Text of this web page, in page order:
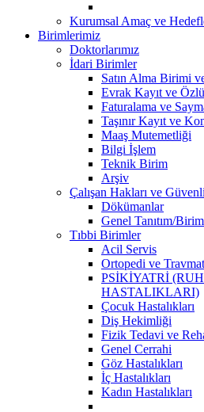
Kurumsal Amaç ve
Birimlerimiz
Doktorlarımız
İdari Birimler
Satın Alma Birimi
Evrak Kayıt ve
Faturalama ve
Taşınır Kayıt ve
Maaş Mutemetliği
Bilgi İşlem
Teknik Birim
Arşiv
Çalışan Hakları ve
Dökümanlar
Genel Tanıtım/
Tıbbi Birimler
Acil Servis
Ortopedi ve
PSİKİYATRİ
HASTALIKLARI)
Çocuk Hastalıkları
Diş Hekimliği
Fizik Tedavi ve
Genel Cerrahi
Göz Hastalıkları
İç Hastalıkları
Kadın Hastalıkları